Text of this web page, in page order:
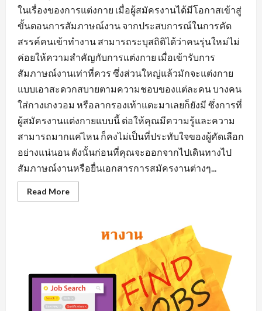
ในเรื่องของการแต่งกาย เมื่อผู้สมัครงานได้มีโอกาสเข้าสู่
ขั้นตอนการสัมภาษณ์งาน จากประสบการณ์ในการคัด
สรรค์คนเข้าทำงาน สามารถระบุสถิติได้ว่าคนรุ่นใหม่ไม่
ค่อยให้ความสำคัญกับการแต่งกาย เมื่อเข้ารับการ
สัมภาษณ์งานเท่าที่ควร ซึ่งส่วนใหญ่แล้วมักจะแต่งกาย
แบบเอาสะดวกสบายตามความชอบของแต่ละคน บางคน
ใส่กางเกงวอม หรือลากรองเท้าแตะมาเลยก็ยังมี ซึ่งการที่
ผู้สมัครงานแต่งกายแบบนี้ ต่อให้คุณมีความรู้และความ
สามารถมากแค่ไหน ก็คงไม่เป็นที่ประทับใจของผู้คัดเลือก
อย่างแน่นอน ดังนั้นก่อนที่คุณจะออกจากไปเดินทางไป
สัมภาษณ์งานหรือยื่นเอกสารการสมัครงานต่างๆ...
Read MoreRead
more
หา
งาน
นิคม
อุตสาหกรรม
อย่างไร